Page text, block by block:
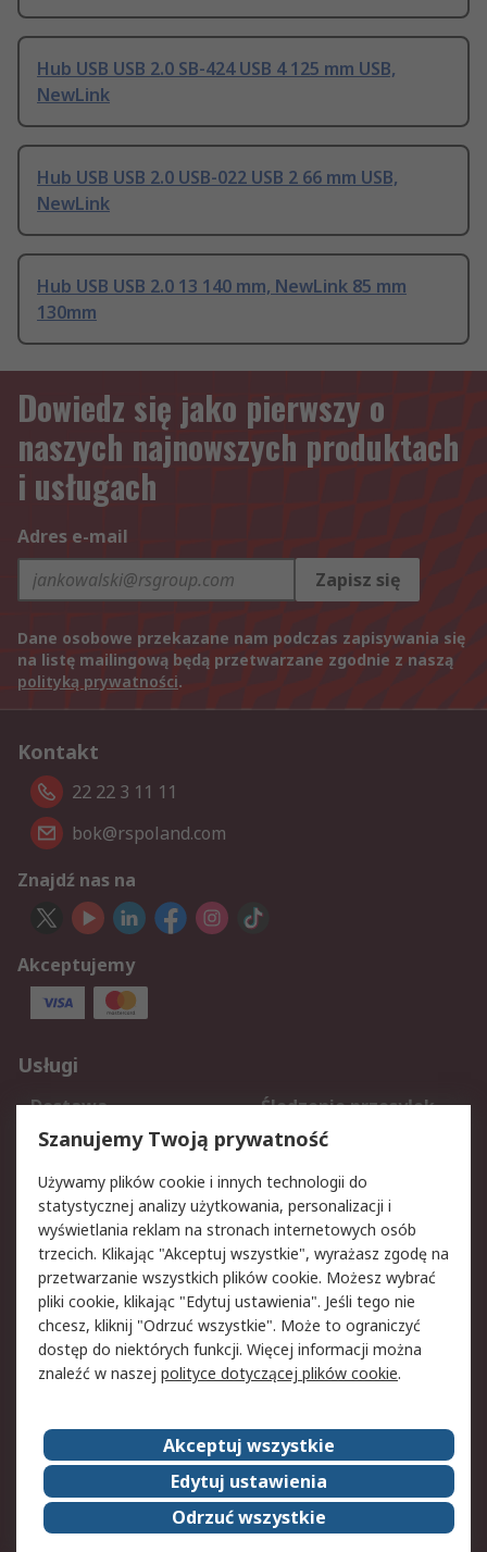
Hub USB USB 2.0 SB-424 USB 4 125 mm USB,
NewLink
Hub USB USB 2.0 USB-022 USB 2 66 mm USB,
NewLink
Hub USB USB 2.0 13 140 mm, NewLink 85 mm
130mm
Dowiedz się jako pierwszy o
naszych najnowszych produktach
i usługach
Adres e-mail
Zapisz się
Dane osobowe przekazane nam podczas zapisywania się
na listę mailingową będą przetwarzane zgodnie z naszą
polityką prywatności.
Kontakt
22 22 3 11 11
bok@rspoland.com
Znajdź nas na
Akceptujemy
Usługi
Dostawa
Śledzenie przesyłek
Reklamacje i zwroty
Rejestracja
Aspekty prawne
Bezpieczeństwo e-
maila
Polityka dotycząca
plików cookie
Polityka prywatności
Użytkowanie witryny
Zastrzeżenia prawne
Warunki Sprzedaży
Kontakt
O firmie RS
RS na świecie
Kariera
Nagrody dla RS
ESG
Szanujemy Twoją prywatność
Używamy plików cookie i innych technologii do
statystycznej analizy użytkowania, personalizacji i
wyświetlania reklam na stronach internetowych osób
trzecich. Klikając "Akceptuj wszystkie", wyrażasz zgodę na
przetwarzanie wszystkich plików cookie. Możesz wybrać
pliki cookie, klikając "Edytuj ustawienia". Jeśli tego nie
chcesz, kliknij "Odrzuć wszystkie". Może to ograniczyć
dostęp do niektórych funkcji. Więcej informacji można
znaleźć w naszej polityce dotyczącej plików cookie.
Akceptuj wszystkie
Edytuj ustawienia
Odrzuć wszystkie